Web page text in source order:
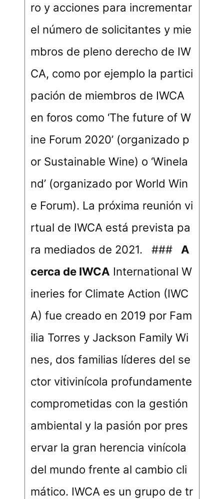
ro y acciones para incrementar
el número de solicitantes y mie
mbros de pleno derecho de IW
CA, como por ejemplo la partici
pación de miembros de IWCA
en foros como ‘The future of W
ine Forum 2020’ (organizado p
or Sustainable Wine) o ‘Winela
nd’ (organizado por World Win
e Forum). La próxima reunión vi
rtual de IWCA está prevista pa
ra mediados de 2021. ###
A
cerca de IWCA International W
ineries for Climate Action (IWC
A) fue creado en 2019 por Fam
ilia Torres y Jackson Family Wi
nes, dos familias líderes del se
ctor vitivinícola profundamente
comprometidas con la gestión
ambiental y la pasión por pres
ervar la gran herencia vinícola
del mundo frente al cambio cli
mático. IWCA es un grupo de tr